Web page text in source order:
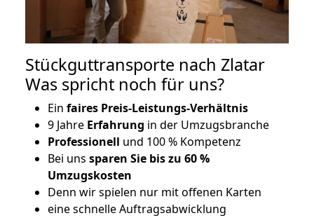
Stückguttransporte nach Zlatar
Was spricht noch für uns?
Ein faires Preis-Leistungs-Verhältnis
9 Jahre Erfahrung in der Umzugsbranche
Professionell und 100 % Kompetenz
Bei uns sparen Sie bis zu 60 %
Umzugskosten
Denn wir spielen nur mit offenen Karten
eine schnelle Auftragsabwicklung